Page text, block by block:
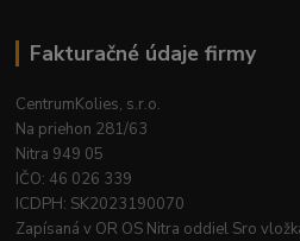
Fakturačné údaje firmy
CentrumKolies, s.r.o.
Na priehon 281/63
Nitra 949 05
IČO: 46 026 339
ICDPH: SK2023190070
Zapísaná v OR OS Nitra oddiel Sro